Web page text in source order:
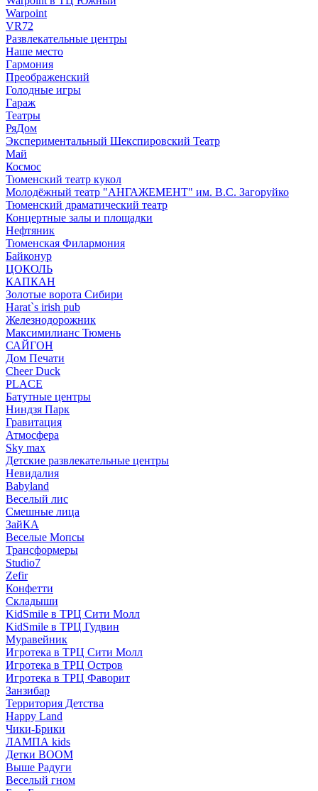
Warpoint
VR72
Развлекательные центры
Наше место
Гармония
Преображенский
Голодные игры
Гараж
Театры
РяДом
Экспериментальный Шекспировский Театр
Май
Космос
Тюменский театр кукол
Молодёжный театр "АНГАЖЕМЕНТ" им. В.С. Загоруйко
Тюменский драматический театр
Концертные залы и площадки
Нефтяник
Тюменская Филармония
Байконур
ЦОКОЛЬ
КАПКАН
Золотые ворота Сибири
Harat`s irish pub
Железнодорожник
Максимилианс Тюмень
САЙГОН
Дом Печати
Cheer Duck
PLACE
Батутные центры
Ниндзя Парк
Гравитация
Атмосфера
Sky max
Детские развлекательные центры
Невидалия
Babyland
Веселый лис
Смешные лица
ЗайКА
Веселые Мопсы
Трансформеры
Studio7
Zefir
Конфетти
Складыши
KidSmile в ТРЦ Сити Молл
KidSmile в ТРЦ Гудвин
Муравейник
Игротека в ТРЦ Сити Молл
Игротека в ТРЦ Остров
Игротека в ТРЦ Фаворит
Занзибар
Территория Детства
Happy Land
Чики-Брики
ЛАМПА kids
Детки BOOM
Выше Радуги
Веселый гном